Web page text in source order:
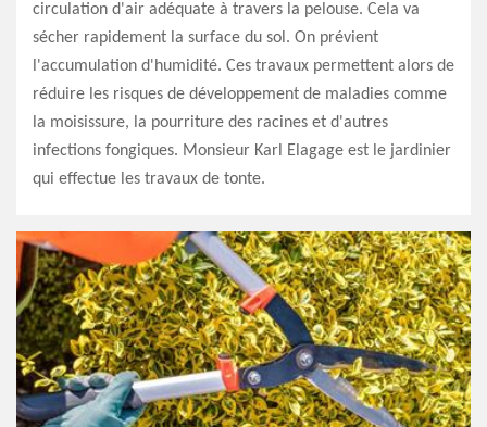
circulation d'air adéquate à travers la pelouse. Cela va
sécher rapidement la surface du sol. On prévient
l'accumulation d'humidité. Ces travaux permettent alors de
réduire les risques de développement de maladies comme
la moisissure, la pourriture des racines et d'autres
infections fongiques. Monsieur Karl Elagage est le jardinier
qui effectue les travaux de tonte.